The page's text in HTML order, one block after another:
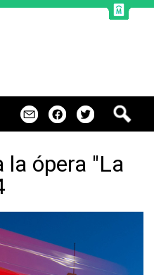
la ópera "La
s